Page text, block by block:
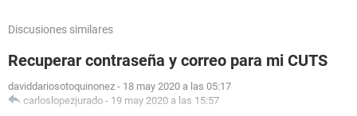
Discusiones similares
Recuperar contraseña y correo para mi CUTS
daviddariosotoquinonez - 18 may 2020 a las 05:17
carloslopezjurado - 19 may 2020 a las 15:57